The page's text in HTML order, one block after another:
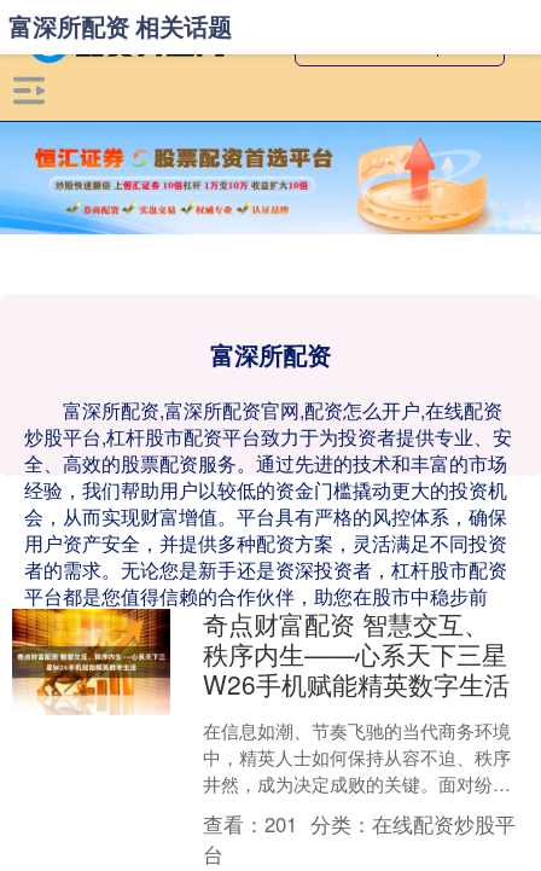
富深所配资
富深所配资,富深所配资官网,配资怎么开户,在线配资
炒股平台,杠杆股市配资平台致力于为投资者提供专业、安
全、高效的股票配资服务。通过先进的技术和丰富的市场
经验，我们帮助用户以较低的资金门槛撬动更大的投资机
会，从而实现财富增值。平台具有严格的风控体系，确保
用户资产安全，并提供多种配资方案，灵活满足不同投资
者的需求。无论您是新手还是资深投资者，杠杆股市配资
平台都是您值得信赖的合作伙伴，助您在股市中稳步前
行，创造辉煌。
富深所配资 相关话题
奇点财富配资 智慧交互、
秩序内生——心系天下三星
W26手机赋能精英数字生活
在信息如潮、节奏飞驰的当代商务环境
中，精英人士如何保持从容不迫、秩序
井然，成为决定成败的关键。面对纷繁
复杂的工作与生活，一款能够精准回应
需求、提升效率的智能设备....
查看：201 分类：在线配资炒股平
台